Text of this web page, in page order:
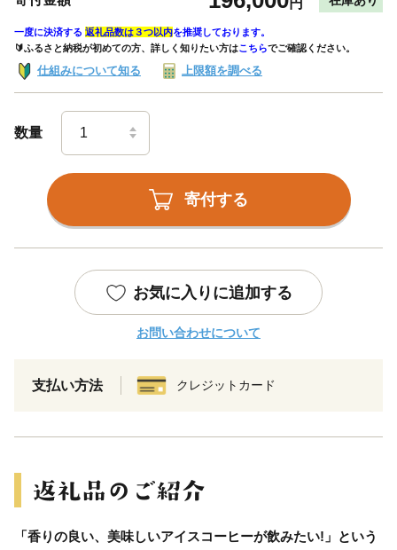
一度に決済する 返礼品数は３つ以内を推奨しております。
🔰ふるさと納税が初めての方、詳しく知りたい方はこちらでご確認ください。
仕組みについて知る 上限額を調べる
数量
寄付する
お気に入りに追加する
お問い合わせについて
支払い方法 クレジットカード
「香りの良い、美味しいアイスコーヒーが飲みたい!」という